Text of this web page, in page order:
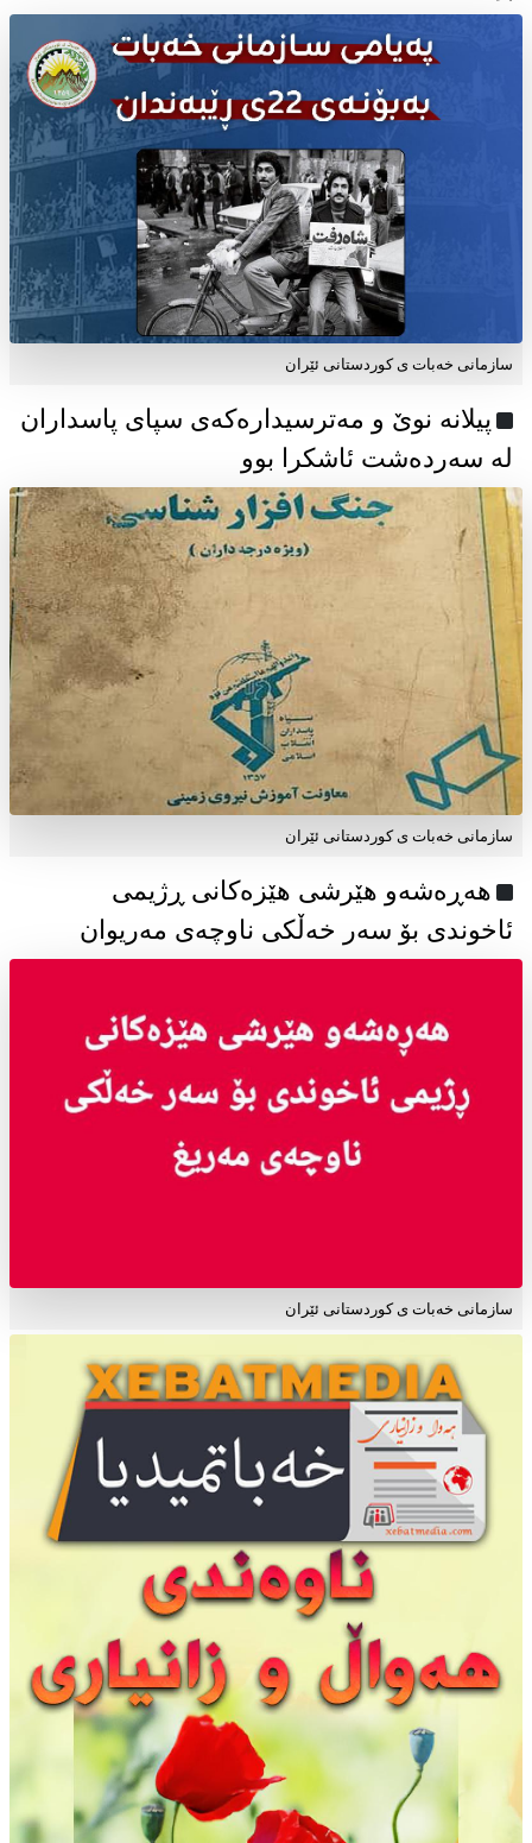
سازمانی خەبات ی كوردستانی ئێران
پیلانە نوێ و مەترسیدارەکەی سپای پاسداران
لە سەردەشت ئاشکرا بوو
سازمانی خەبات ی كوردستانی ئێران
هەڕەشەو هێرشی هێزەکانی ڕژیمی
ئاخوندی بۆ سەر خەڵکی ناوچەی مەریوان
سازمانی خەبات ی کوردستانی ئێران